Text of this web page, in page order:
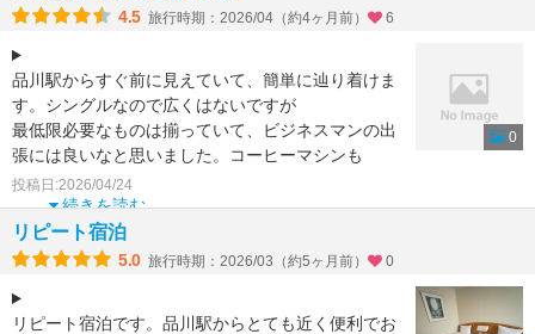
4.5 旅行時期：2026/04（約4ヶ月前） 6
品川駅からすぐ前に見えていて、簡単に辿り着けま
す。シングルなので広くはないですが
最低限必要なものは揃っていて、ビジネスマンの出
張には良いなと思いました。コーヒーマシンも
電気ポットも両方あって紅
続きを読む
投稿日:2026/04/24
0
リピート宿泊
5.0 旅行時期：2026/03（約5ヶ月前） 0
リピート宿泊です。品川駅からとても近く便利でお